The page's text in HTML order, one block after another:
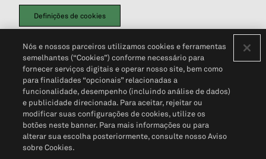
Definições de cookies
Política de PrivacidadePortal de privacidade do cliente (em inglês)
Não Venda Minhas Informações Pessoais© 2026 S&P Global
Nós e nossos parceiros utilizamos cookies e ferramentas
semelhantes (“Cookies”) conforme necessário para
fornecer serviços digitais e operar nosso site, bem como
para finalidades “opcionais” relacionadas a
funcionalidade, desempenho (incluindo análise de dados)
e publicidade direcionada. Para aceitar, rejeitar ou
modificar suas configurações de cookies, utilize os
botões neste banner. Para mais informações ou para
alterar sua escolha posteriormente, consulte nosso Aviso
sobre Cookies.